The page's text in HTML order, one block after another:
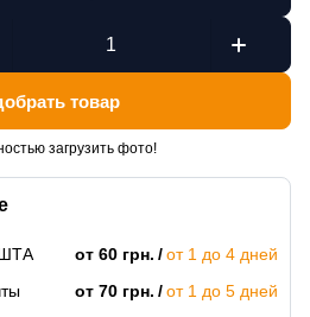
от 60 грн.
от 1 до 4 дней
от 70 грн.
от 1 до 5 дней
товар
загрузить фото!